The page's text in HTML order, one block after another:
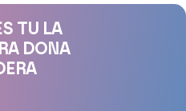
TU LA
DONA